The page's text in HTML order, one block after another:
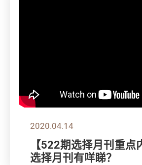
2020.04.14
【522期选择月刊重点
选择月刊有咩睇？